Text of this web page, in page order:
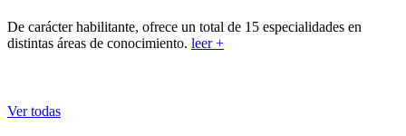
De carácter habilitante, ofrece un total de 15 especialidades en
distintas áreas de conocimiento. leer +
Ver todas